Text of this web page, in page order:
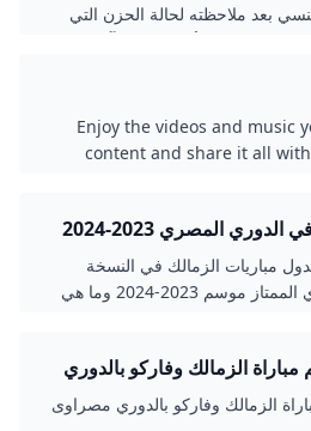
بعد ملاحظته لحالة الحزن التي
عن التشكيل الأساسي في آخر
Enjoy the videos and music
content and share it all
جدول مباريات الزمالك في الدوري المصري 2023-2024
مباريات الزمالك في النسخة
الجديدة من الدوري المصري الممتاز موسم 2023-2024 وما هي
الزمالك وفاركو بالدوري
وفاركو بالدوري مصراوى